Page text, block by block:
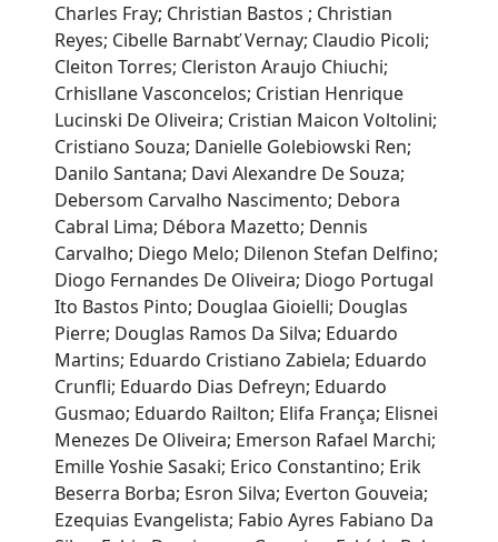
Charles Fray; Christian Bastos ; Christian
Reyes; Cibelle Barnabť Vernay; Claudio Picoli;
Cleiton Torres; Cleriston Araujo Chiuchi;
Crhisllane Vasconcelos; Cristian Henrique
Lucinski De Oliveira; Cristian Maicon Voltolini;
Cristiano Souza; Danielle Golebiowski Ren;
Danilo Santana; Davi Alexandre De Souza;
Debersom Carvalho Nascimento; Debora
Cabral Lima; Débora Mazetto; Dennis
Carvalho; Diego Melo; Dilenon Stefan Delfino;
Diogo Fernandes De Oliveira; Diogo Portugal
Ito Bastos Pinto; Douglaa Gioielli; Douglas
Pierre; Douglas Ramos Da Silva; Eduardo
Martins; Eduardo Cristiano Zabiela; Eduardo
Crunfli; Eduardo Dias Defreyn; Eduardo
Gusmao; Eduardo Railton; Elifa França; Elisnei
Menezes De Oliveira; Emerson Rafael Marchi;
Emille Yoshie Sasaki; Erico Constantino; Erik
Beserra Borba; Esron Silva; Everton Gouveia;
Ezequias Evangelista; Fabio Ayres Fabiano Da